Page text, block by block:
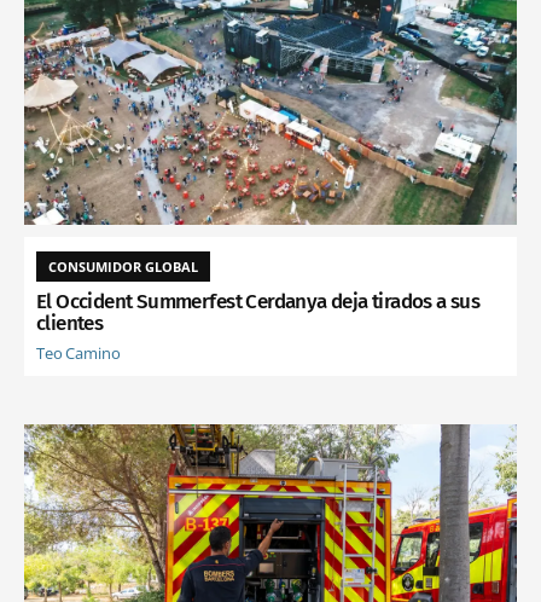
CONSUMIDOR GLOBAL
El Occident Summerfest Cerdanya deja tirados a sus
clientes
Teo Camino